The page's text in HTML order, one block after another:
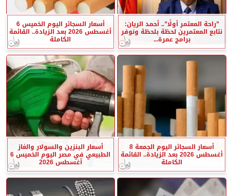
”راحة المعتمر أولًا”.. أحمد الريان:
نتابع المعتمرين لحظة بلحظة ونوفر
برامج عمرة...
أسعار السجائر اليوم الخميس 6
أغسطس 2026 بعد الزيادة.. القائمة
الكاملة
أسعار السجائر اليوم الجمعة 8
أغسطس 2026 بعد الزيادة.. القائمة
الكاملة
أسعار البنزين والسولار والغاز
الطبيعي في مصر اليوم الخميس 6
أغسطس 2026